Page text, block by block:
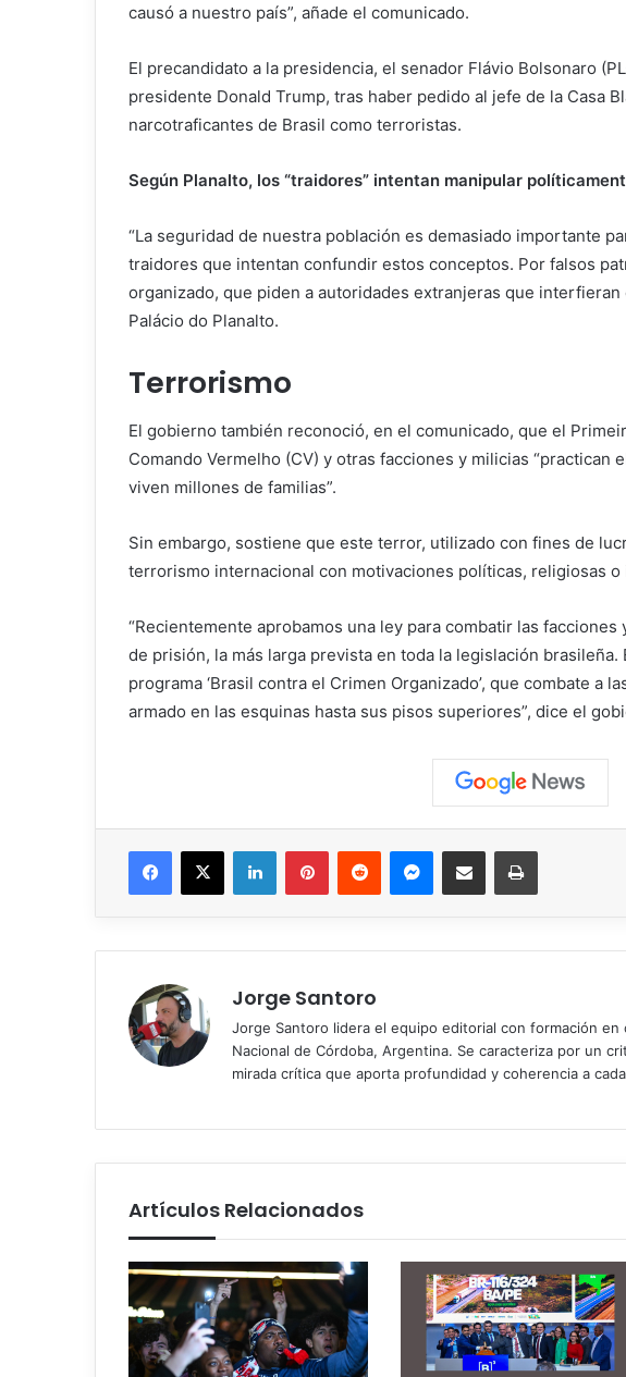
causó a nuestro país”, añade el comunicado.
El precandidato a la presidencia, el senador Flávio Bolsonaro
presidente Donald Trump, tras haber pedido al jefe de la Casa
narcotraficantes de Brasil como terroristas.
Según Planalto, los “traidores” intentan manipular
“La seguridad de nuestra población es demasiado importante
traidores que intentan confundir estos conceptos. Por falsos
organizado, que piden a autoridades extranjeras que interfieran
Palácio do Planalto.
Terrorismo
El gobierno también reconoció, en el comunicado, que el
Comando Vermelho (CV) y otras facciones y milicias
viven millones de familias”.
Sin embargo, sostiene que este terror, utilizado con fines de
terrorismo internacional con motivaciones políticas, religiosas o
“Recientemente aprobamos una ley para combatir las
de prisión, la más larga prevista en toda la legislación
programa ‘Brasil contra el Crimen Organizado’, que combate a
armado en las esquinas hasta sus pisos superiores”, dice el
Facebook
X LinkedInPinterestReddit MessengerCompartir vía correo electrónicoImprimir
Jorge Santoro
Jorge Santoro lidera el equipo editorial con formación
Nacional de Córdoba, Argentina. Se caracteriza por un
mirada crítica que aporta profundidad y coherencia a
Artículos Relacionados